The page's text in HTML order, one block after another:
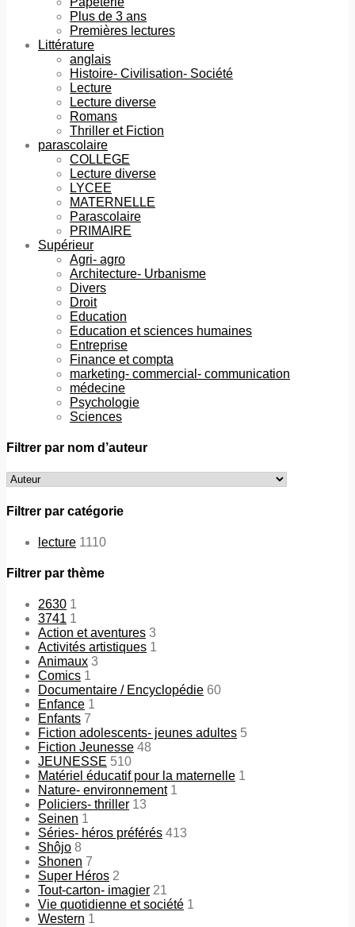
Plus de 3 ans
Premières lectures
Littérature
anglais
Histoire- Civilisation- Société
Lecture
Lecture diverse
Romans
Thriller et Fiction
parascolaire
COLLEGE
Lecture diverse
LYCEE
MATERNELLE
Parascolaire
PRIMAIRE
Supérieur
Agri- agro
Architecture- Urbanisme
Divers
Droit
Education
Education et sciences humaines
Entreprise
Finance et compta
marketing- commercial- communication
médecine
Psychologie
Sciences
Filtrer par nom d’auteur
Filtrer par catégorie
lecture 1110
Filtrer par thème
2630 1
3741 1
Action et aventures 3
Activités artistiques 1
Animaux 3
Comics 1
Documentaire / Encyclopédie 60
Enfance 1
Enfants 7
Fiction adolescents- jeunes adultes 5
Fiction Jeunesse 48
JEUNESSE 510
Matériel éducatif pour la maternelle 1
Nature- environnement 1
Policiers- thriller 13
Seinen 1
Séries- héros préférés 413
Shôjo 8
Shonen 7
Super Héros 2
Tout-carton- imagier 21
Vie quotidienne et société 1
Western 1